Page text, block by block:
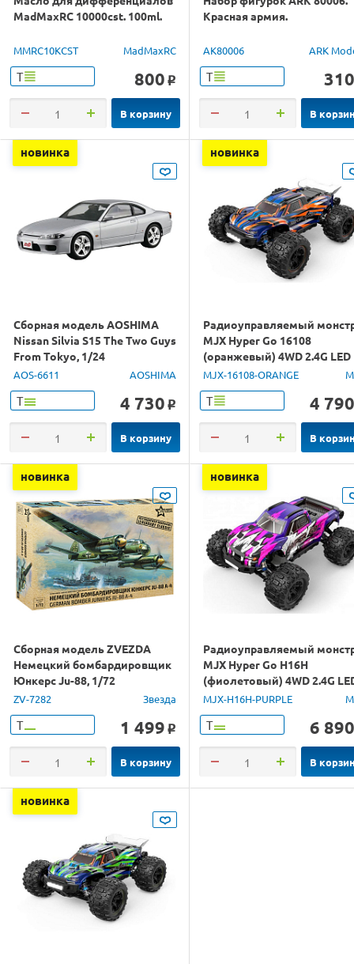
MadMaxRC 10000cst. 100ml.
MMRC10KCST MadMaxRC
Т 800 o
В корзину
Красная армия.
AK80006 ARK
Т 310
В
новинка
Сборная модель AOSHIMA
Nissan Silvia S15 The Two Guys
From Tokyo, 1/24
AOS-6611 AOSHIMA
Т 4 730 o
В корзину
новинка
Радиоуправляемый
MJX Hyper Go 16108
(оранжевый) 4WD 2.4G LED
1/16 RTR
MJX-16108-ORANGE
Т 4 790
В
новинка
Сборная модель ZVEZDA
Немецкий бомбардировщик
Юнкерс Ju-88, 1/72
ZV-7282 Звезда
Т 1 499 o
В корзину
новинка
Радиоуправляемый
MJX Hyper Go H16H
(фиолетовый) 4WD 2.4G
GPS 1/16 RTR
MJX-H16H-PURPLE
Т 6 890
В
новинка